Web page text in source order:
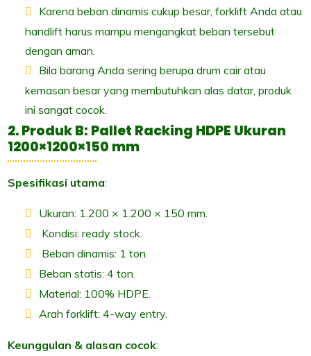
Karena beban dinamis cukup besar, forklift Anda atau
handlift harus mampu mengangkat beban tersebut
dengan aman.
Bila barang Anda sering berupa drum cair atau
kemasan besar yang membutuhkan alas datar, produk
ini sangat cocok.
2. Produk B: Pallet Racking HDPE Ukuran
1200×1200×150 mm
Spesifikasi utama:
Ukuran: 1.200 × 1.200 × 150 mm.
Kondisi: ready stock.
Beban dinamis: 1 ton.
Beban statis: 4 ton.
Material: 100% HDPE.
Arah forklift: 4-way entry.
Keunggulan & alasan cocok: